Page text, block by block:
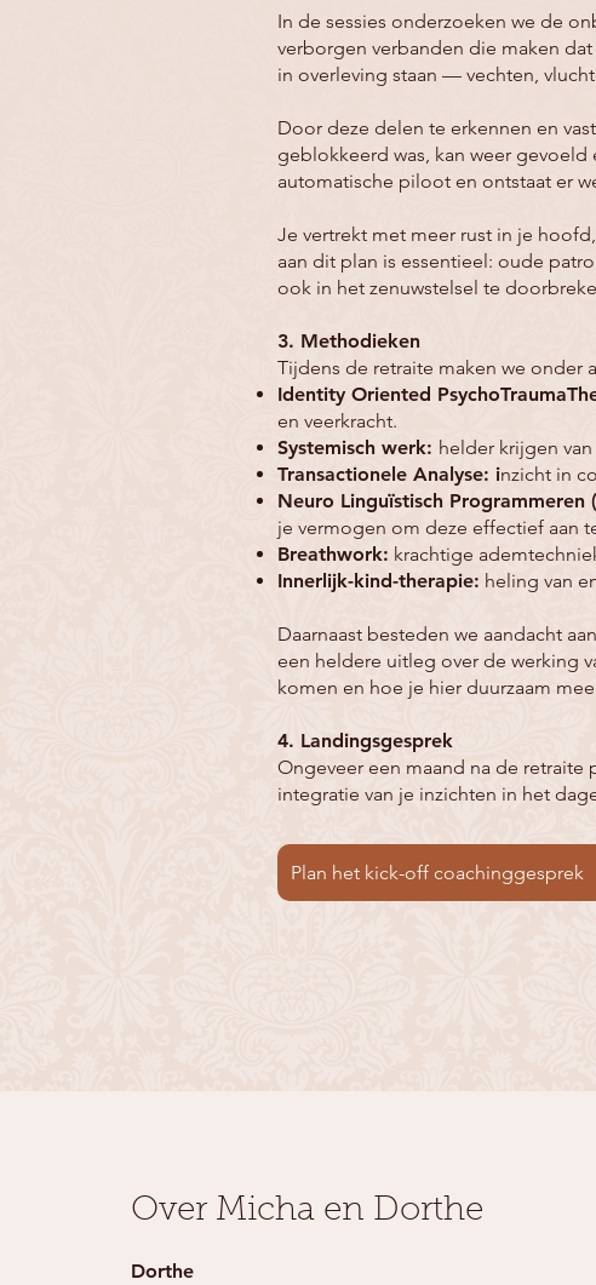
In de sessies onderzoeken we de
verborgen verbanden die maken
in overleving staan — vechten,
Door deze delen te erkennen en
geblokkeerd was, kan weer
automatische piloot en ontstaat er
Je vertrekt met meer rust in je
aan dit plan is essentieel: oude
ook in het zenuwstelsel te
3. Methodieken
Tijdens de retraite maken we
Identity Oriented
en veerkracht.
Systemisch werk: helder krijgen
Transactionele Analyse: inzicht in
Neuro Linguïstisch Programmeren
je vermogen om deze effectief aan
Breathwork: krachtige
Innerlijk-kind-therapie: heling van
Daarnaast besteden we aandacht
een heldere uitleg over de werking
komen en hoe je hier duurzaam
4. Landingsgesprek
Ongeveer een maand na de
integratie van je inzichten in het
Plan het kick-off coachinggesprek
Over Micha en Dorthe
Dorthe